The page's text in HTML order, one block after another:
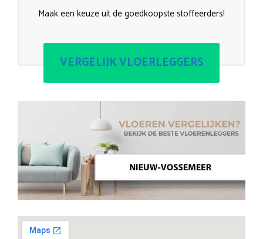
Maak een keuze uit de goedkoopste stoffeerders!
VERGELIJK VLOERLEGGERS